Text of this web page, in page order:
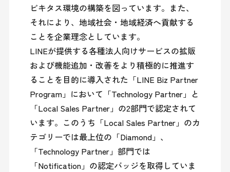
ビキタス環境の構築を図っています。また、
それにより、地域社会・地域経済へ貢献する
ことを企業理念としています。
LINEが提供する各種法人向けサービスの拡販
および機能追加・改善をより積極的に推進す
ることを目的に導入された「LINE Biz Partner
Program」において「Technology Partner」と
「Local Sales Partner」の2部門で認定されて
います。このうち「Local Sales Partner」のカ
テゴリーでは最上位の「Diamond」、
「Technology Partner」部門では
「Notification」の認定バッジを取得していま